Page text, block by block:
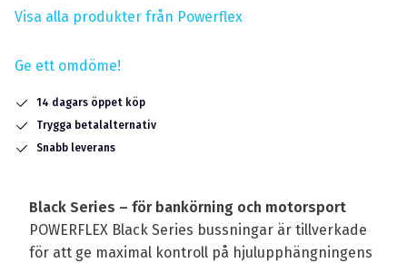
Visa alla produkter från Powerflex
Ge ett omdöme!
14 dagars öppet köp
Trygga betalalternativ
Snabb leverans
Black Series – för bankörning och motorsport
POWERFLEX Black Series bussningar är tillverkade
för att ge maximal kontroll på hjulupphängningens